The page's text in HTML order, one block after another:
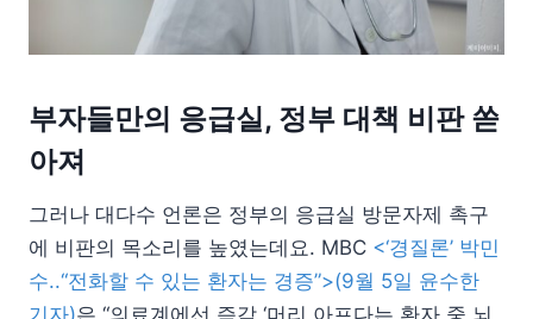
부자들만의 응급실, 정부 대책 비판 쏟
아져
그러나 대다수 언론은 정부의 응급실 방문자제 촉구
에 비판의 목소리를 높였는데요. MBC <‘경질론’ 박민
수..“전화할 수 있는 환자는 경증”>(9월 5일 윤수한
기자)은 “의료계에선 즉각 ‘머리 아프다는 환자 중 뇌